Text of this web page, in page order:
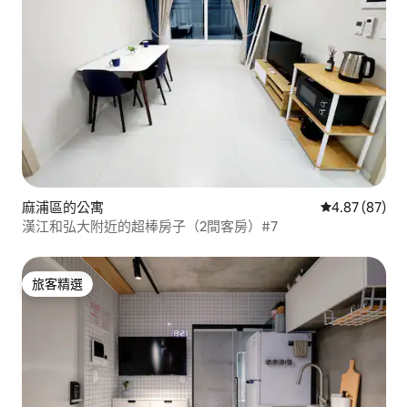
麻浦區的公寓 從 87 則評價
4.87 (87)
漢江和弘大附近的超棒房子（2間客房）#7
旅客精選
旅客精選